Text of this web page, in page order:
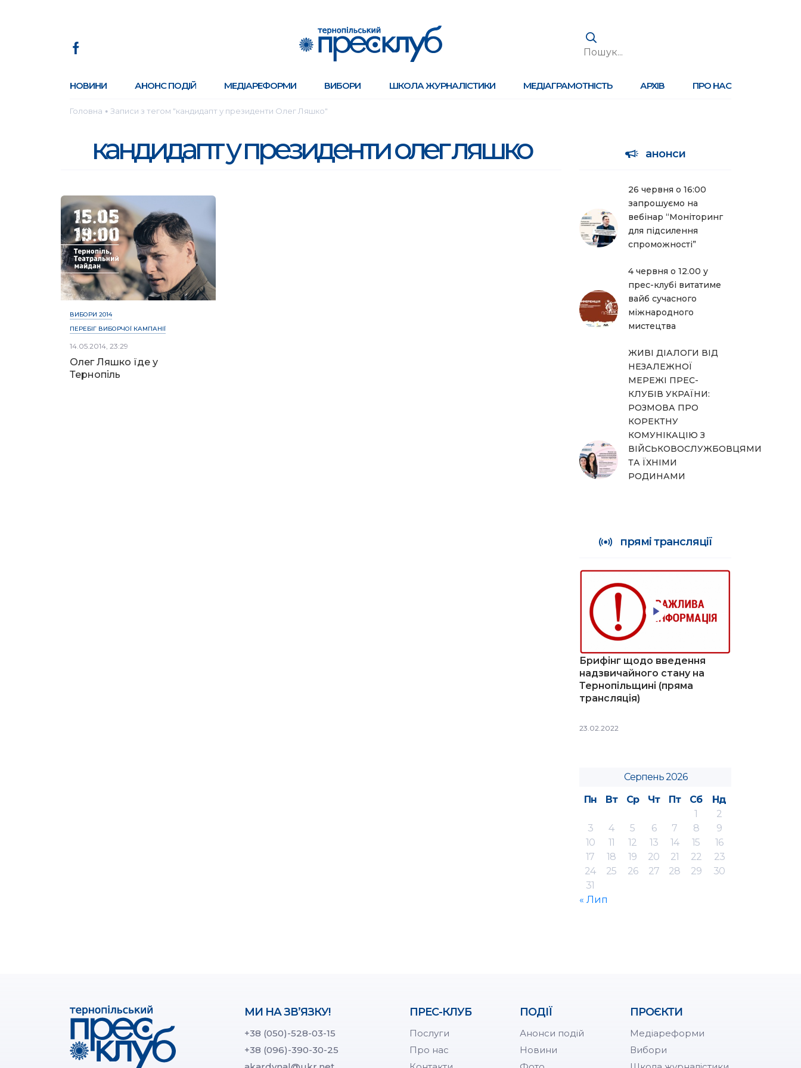
НОВИНИ АНОНС ПОДІЙ МЕДІАРЕФОРМИ ВИБОРИ ШКОЛА ЖУРНАЛІСТИКИ МЕДІАГРАМОТНІСТЬ АРХІВ ПРО НАС
Головна ● Записи з тегом "кандидапт у президенти Олег Ляшко"
кандидапт у президенти олег ляшко
ВИБОРИ 2014
ПЕРЕБІГ ВИБОРЧОЇ КАМПАНІЇ
14.05.2014, 23:29
Олег Ляшко їде у
Тернопіль
анонси
26 червня о 16:00
запрошуємо на
вебінар “Моніторинг
для підсилення
спроможності”
4 червня о 12.00 у
прес-клубі витатиме
вайб сучасного
міжнародного
мистецтва
ЖИВІ ДІАЛОГИ ВІД
НЕЗАЛЕЖНОЇ
МЕРЕЖІ ПРЕС-
КЛУБІВ УКРАЇНИ:
РОЗМОВА ПРО
КОРЕКТНУ
КОМУНІКАЦІЮ З
ВІЙСЬКОВОСЛУЖБОВЦЯМИ
ТА ЇХНІМИ
РОДИНАМИ
прямі трансляції
Брифінг щодо введення
надзвичайного стану на
Тернопільщині (пряма
трансляція)
23.02.2022
Серпень 2026
Пн
Вт Ср Чт Пт Сб
Нд
1
2
3
4 5 6 7 8
9
10
11 12 13 14 15
16
17
18 19 20 21 22
23
24
25 26 27 28 29
30
31
« Лип
МИ НА ЗВ’ЯЗКУ!
+38 (050)-528-03-15
+38 (096)-390-30-25
ПРЕС-КЛУБ
Послуги
Про нас
ПОДІЇ
Анонси подій
Новини
ПРОЄКТИ
Медіареформи
Вибори